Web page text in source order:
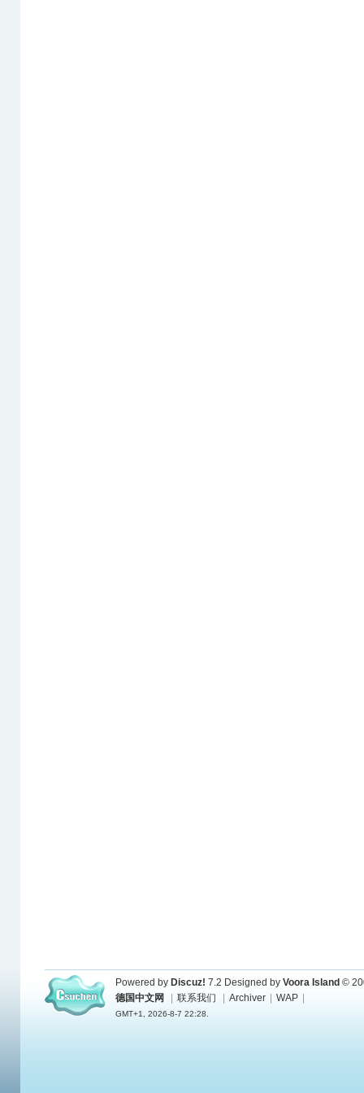
Powered by Discuz! 7.2 Designed by Voora Island ©
德国中文网
联系我们 Archiver WAP
GMT+1, 2026-8-7 22:28.